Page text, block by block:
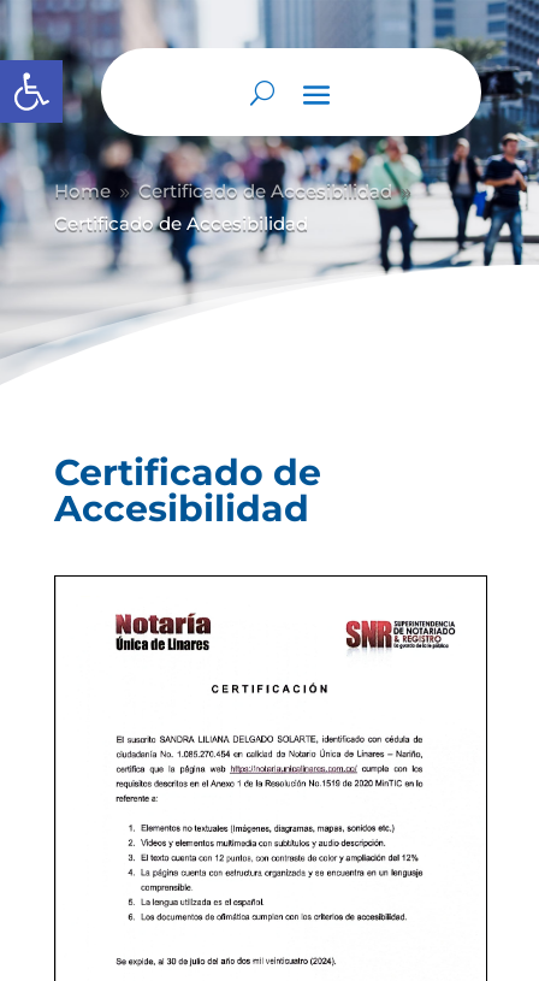
Abrir barra de herramientas
Home 9 Certificado de Accesibilidad 9
Certificado de Accesibilidad
Certificado de
Accesibilidad